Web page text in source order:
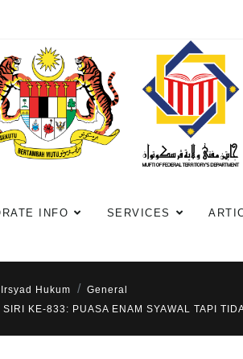
INFO SERVICES
Irsyad Hukum
General
KE-833: PUASA ENAM SYAWAL TAPI